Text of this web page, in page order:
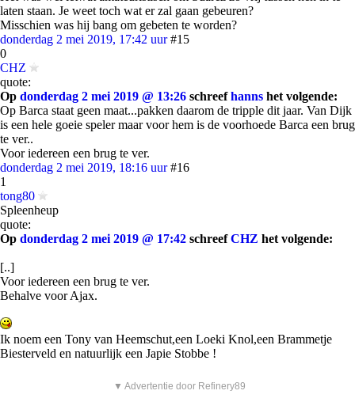
laten staan. Je weet toch wat er zal gaan gebeuren?
Misschien was hij bang om gebeten te worden?
donderdag 2 mei 2019, 17:42 uur #15
0
CHZ
quote:
Op donderdag 2 mei 2019 @ 13:26 schreefhanns het volgende:
Op Barca staat geen maat...pakken daarom de tripple dit jaar. Van Dijk
is een hele goeie speler maar voor hem is de voorhoede Barca een brug
te ver..
Voor iedereen een brug te ver.
donderdag 2 mei 2019, 18:16 uur #16
1
tong80
Spleenheup
quote:
Op donderdag 2 mei 2019 @ 17:42 schreefCHZ het volgende:
[..]
Voor iedereen een brug te ver.
Behalve voor Ajax.
Ik noem een Tony van Heemschut,een Loeki Knol,een Brammetje
Biesterveld en natuurlijk een Japie Stobbe !
▼ Advertentie door Refinery89